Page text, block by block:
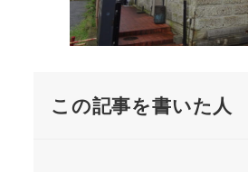
この記事を書いた人